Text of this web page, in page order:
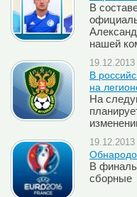
В
нашей
В
на
На
В
сборные